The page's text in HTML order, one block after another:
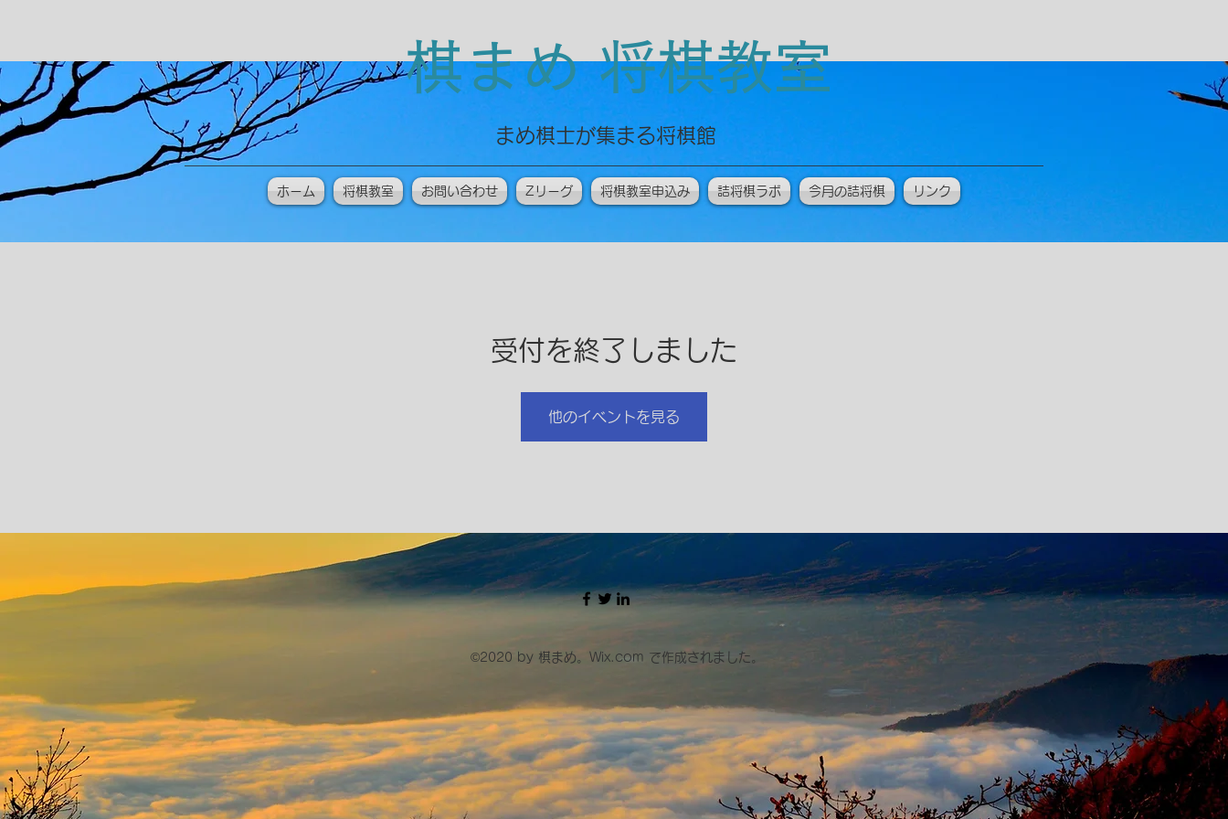
棋まめ 将棋教室
​まめ棋士が集まる将棋館
ホーム 将棋教室 お問い合わせ Zリーグ 将棋教室申込み 詰将棋ラボ 今月の詰将棋 リンク
受付を終了しました
他のイベントを見る
©2020 by 棋まめ。Wix.com で作成されました。